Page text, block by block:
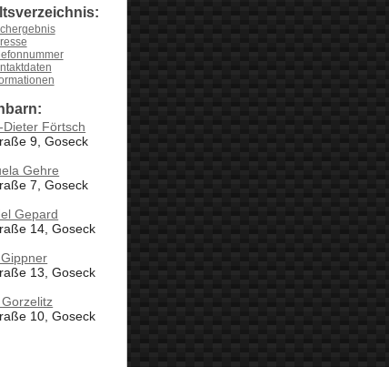
Dieter Förtsch
9, Goseck
Gehre
7, Goseck
Gepard
14, Goseck
13, Goseck
10, Goseck